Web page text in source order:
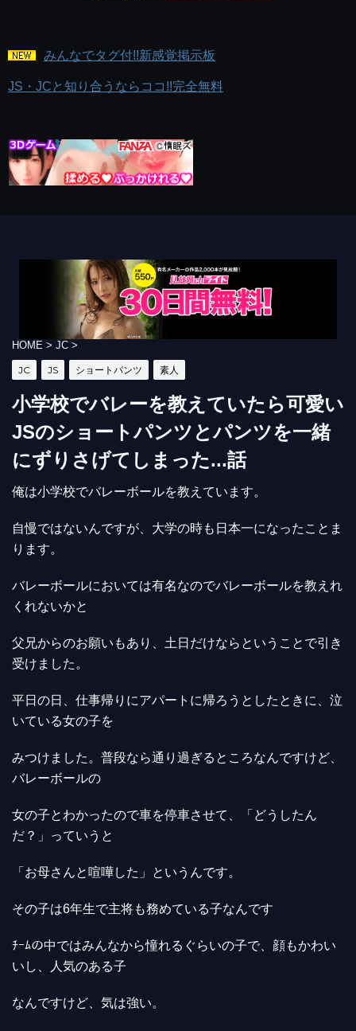
みんなでタグ付!!新感覚掲示板
JS・JCと知り合うならココ!!完全無料
HOME > JC >
JC JS ショートパンツ 素人
小学校でバレーを教えていたら可愛い
JSのショートパンツとパンツを一緒
にずりさげてしまった...話
俺は小学校でバレーボールを教えています。
自慢ではないんですが、大学の時も日本一になったことま
ります。
バレーボールにおいては有名なのでバレーボールを教えれ
くれないかと
父兄からのお願いもあり、土日だけならということで引き
受けました。
平日の日、仕事帰りにアパートに帰ろうとしたときに、泣
いている女の子を
みつけました。普段なら通り過ぎるところなんですけど、
バレーボールの
女の子とわかったので車を停車させて、「どうしたん
だ？」っていうと
「お母さんと喧嘩した」というんです。
その子は6年生で主将も務めている子なんです
ﾁｰﾑの中ではみんなから憧れるぐらいの子で、顔もかわい
いし、人気のある子
なんですけど、気は強い。